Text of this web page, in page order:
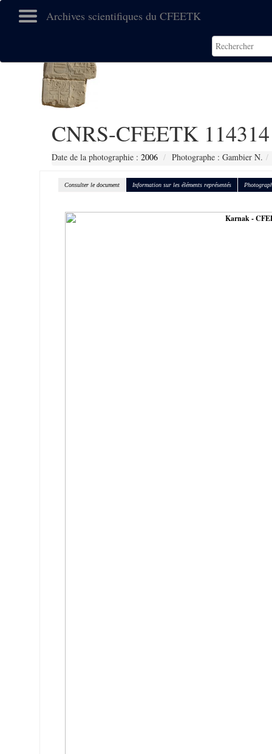
Archives scientifiques du CFEETK
CNRS-CFEETK 114314
Date de la photographie : 2006 Photographe : Gambier N.
Consulter le document Information sur les éléments représentés